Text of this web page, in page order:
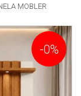
MOBLER
-0%